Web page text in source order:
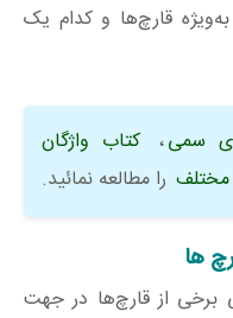
قارچ‌ها و کدام‌ یک
سمی، کتاب واژگان
مختلف را مطالعه نمائید.
ها
برخی از قارچ‌ها در جهت